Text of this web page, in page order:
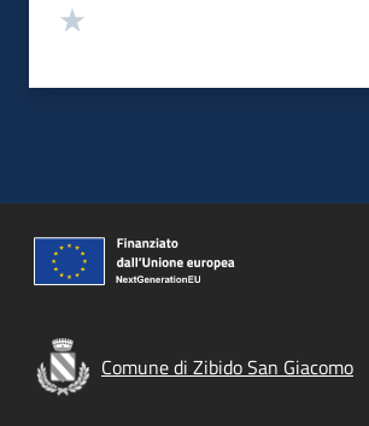
Comune di Zibido San Giacomo